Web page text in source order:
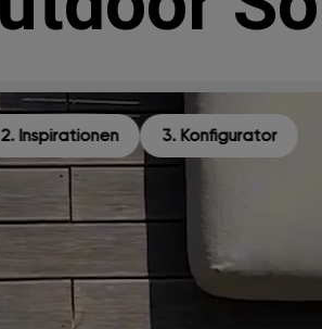
2. Inspirationen 3. Konfigurator